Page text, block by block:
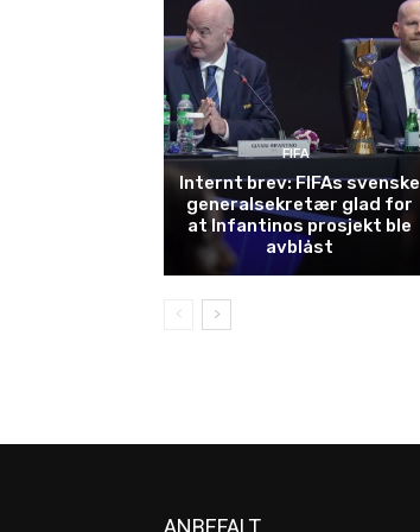
FIFA
Internt brev: FIFAs svenske
generalsekretær glad for
at Infantinos prosjekt ble
avblåst
ANBEFALT